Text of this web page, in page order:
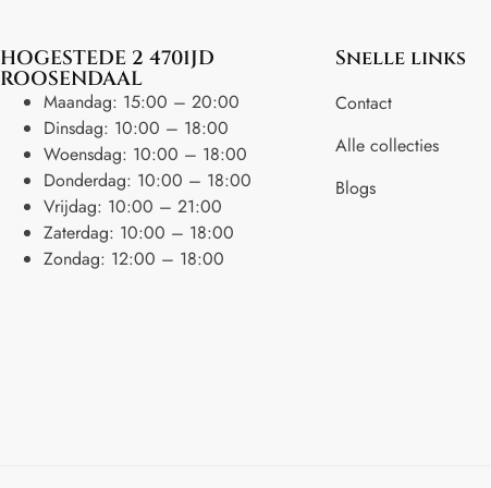
HOGESTEDE 2 4701JD
ROOSENDAAL
Maandag: 15:00 – 20:00
Dinsdag: 10:00 – 18:00
Woensdag: 10:00 – 18:00
Donderdag: 10:00 – 18:00
Vrijdag: 10:00 – 21:00
Zaterdag: 10:00 – 18:00
Zondag: 12:00 – 18:00
Snelle links
Contact
Alle collecties
Blogs